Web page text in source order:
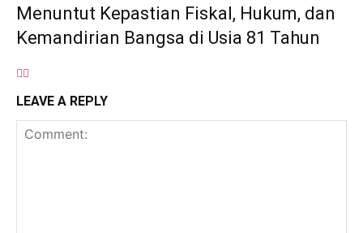
Menuntut Kepastian Fiskal, Hukum, dan
Kemandirian Bangsa di Usia 81 Tahun
LEAVE A REPLY